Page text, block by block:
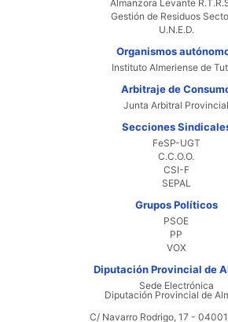
Almanzora Levante
Gestión de Residuos
U.N.E.D.
Organismos
Instituto Almeriense de
Arbitraje de
Junta Arbitral Provincial
Secciones
FeSP-UGT
C.C.O.O.
CSI-F
SEPAL
Grupos Políticos
PSOE
PP
VOX
Diputación Provincial de
Sede Electrónica
Diputación Provincial de
C/ Navarro Rodrigo, 17 -